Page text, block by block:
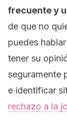
frecuente y
de que no
puedes
tener su
seguramente
e identificar
rechazo a la